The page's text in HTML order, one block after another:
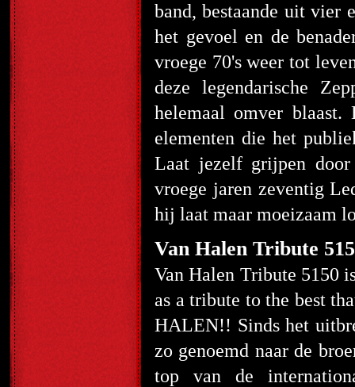
band, bestaande uit vier
het gevoel en de
vroege 70's weer tot
deze legendarische
helemaal omver
elementen die het
Laat jezelf grijpen door
vroege jaren zeventig
hij laat maar moeizaam
Van Halen Tribute
Van Halen Tribute 5150
as a tribute to the best
HALEN!! Sinds het
zo genoemd naar de
top van de